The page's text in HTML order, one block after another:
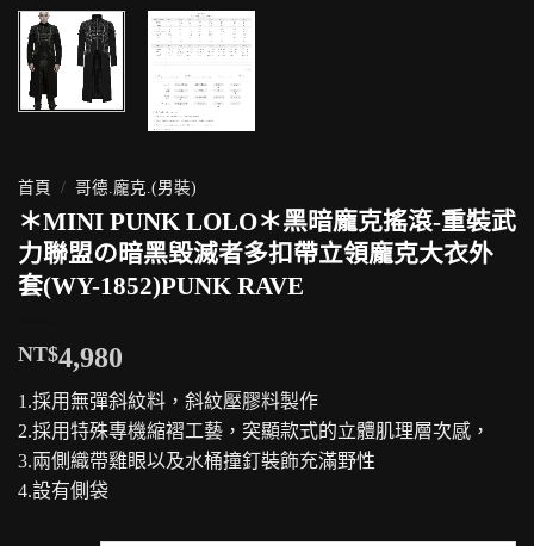
首頁 / 哥德.龐克.(男裝)
＊MINI PUNK LOLO＊黑暗龐克搖滾-重裝武
力聯盟の暗黑毀滅者多扣帶立領龐克大衣外
套(WY-1852)PUNK RAVE
NT$4,980
1.採用無彈斜紋料，斜紋壓膠料製作
2.採用特殊專機縮褶工藝，突顯款式的立體肌理層次感，
3.兩側織帶雞眼以及水桶撞釘裝飾充滿野性
4.設有側袋